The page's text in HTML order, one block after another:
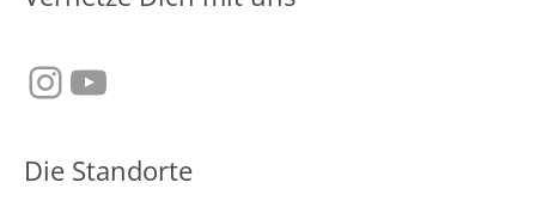
Instagram
YouTube
Die Standorte